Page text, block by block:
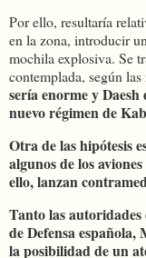
Por ello, resultaría
en la zona, introducir
mochila explosiva. Se
contemplada, según las
sería enorme y
nuevo régimen de
Otra de las hipótesis
algunos de los
ello, lanzan
Tanto las
de Defensa
la posibilidad de un